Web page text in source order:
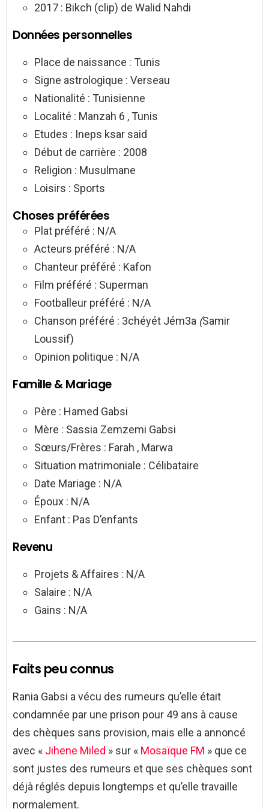
2017 : Bikch (clip) de Walid Nahdi
Données personnelles
Place de naissance : Tunis
Signe astrologique : Verseau
Nationalité : Tunisienne
Localité : Manzah 6 , Tunis
Etudes : Ineps ksar said
Début de carrière : 2008
Religion : Musulmane
Loisirs : Sports
Choses préférées
Plat préféré : N/A
Acteurs préféré : N/A
Chanteur préféré : Kafon
Film préféré : Superman
Footballeur préféré : N/A
Chanson préféré : 3chéyét Jém3a (Samir
Loussif)
Opinion politique : N/A
Famille & Mariage
Père : Hamed Gabsi
Mère : Sassia Zemzemi Gabsi
Sœurs/Frères : Farah , Marwa
Situation matrimoniale : Célibataire
Date Mariage : N/A
Époux : N/A
Enfant : Pas D’enfants
Revenu
Projets & Affaires : N/A
Salaire : N/A
Gains : N/A
Faits peu connus
Rania Gabsi a vécu des rumeurs qu’elle était
condamnée par une prison pour 49 ans à cause
des chèques sans provision, mais elle a annoncé
avec « Jihene Miled » sur « Mosaïque FM » que ce
sont justes des rumeurs et que ses chèques sont
déjà réglés depuis longtemps et qu’elle travaille
normalement.